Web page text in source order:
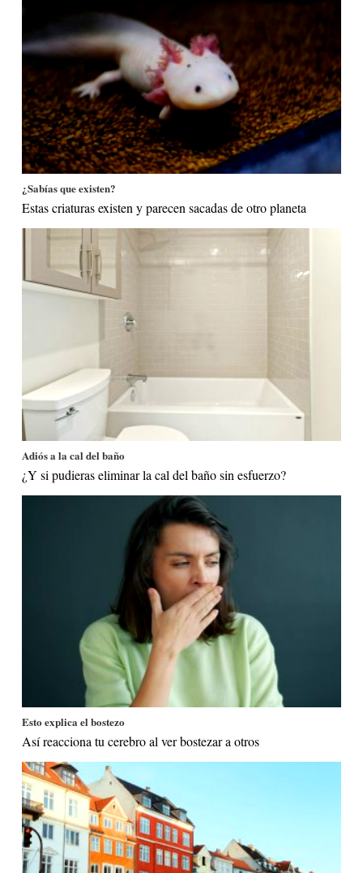
¿Sabías que existen?
Estas criaturas existen y parecen sacadas de otro planeta
Adiós a la cal del baño
¿Y si pudieras eliminar la cal del baño sin esfuerzo?
Esto explica el bostezo
Así reacciona tu cerebro al ver bostezar a otros